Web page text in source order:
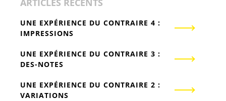
ARTICLES RÉCENTS
UNE EXPÉRIENCE DU CONTRAIRE 4 :
IMPRESSIONS
UNE EXPÉRIENCE DU CONTRAIRE 3 :
DES-NOTES
UNE EXPÉRIENCE DU CONTRAIRE 2 :
VARIATIONS